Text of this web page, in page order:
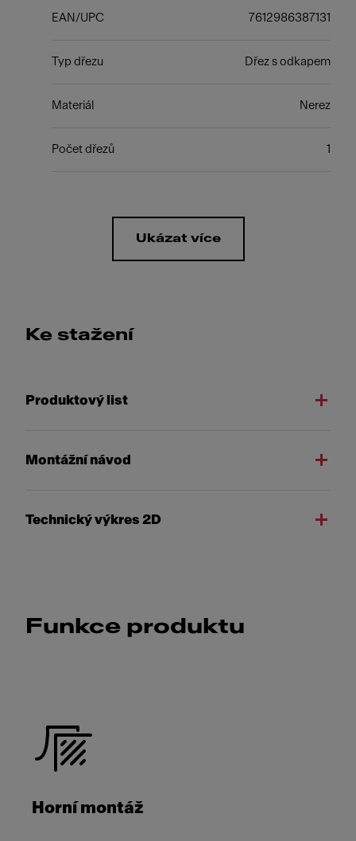
EAN/UPC 7612986387131
Typ dřezu Dřez s odkapem
Materiál Nerez
Počet dřezů 1
Ukázat více
Ke stažení
Produktový list
Montážní návod
Technický výkres 2D
Funkce produktu
Horní montáž